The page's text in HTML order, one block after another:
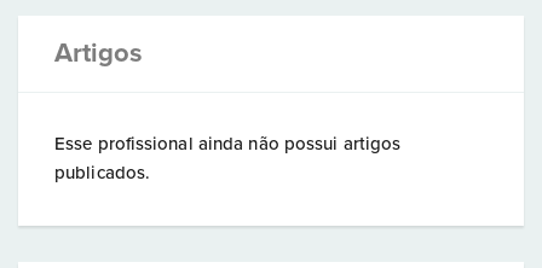
Artigos
Esse profissional ainda não possui artigos
publicados.